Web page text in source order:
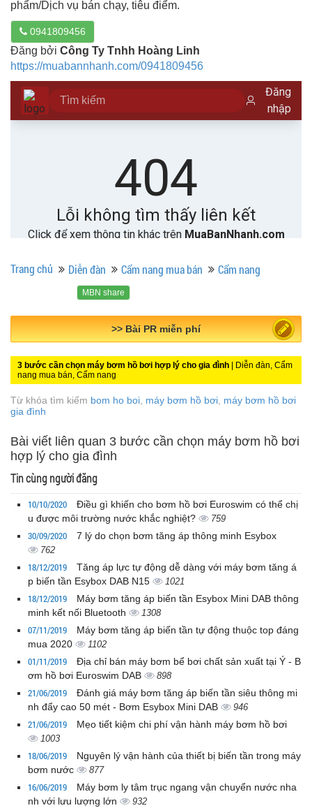
phẩm/Dịch vụ bán chạy, tiêu điểm.
0941809456
Đăng bởi Công Ty Tnhh Hoàng Linh
https://muabannhanh.com/0941809456
Trang chủ Diễn đàn Cẩm nang mua bán Cẩm nang
MBN share
>> Quảng cáo miễn phí
3 bước cần chọn máy bơm hồ bơi hợp lý cho gia đình | Diễn đàn, Cẩm
nang mua bán, Cẩm nang
Từ khóa tìm kiếm bom ho boi máy bơm hồ bơi máy bơm hồ bơi
gia đình
Bài viết liên quan 3 bước cần chọn máy bơm hồ bơi
hợp lý cho gia đình
Tin cùng người đăng
10/10/2020
Điều gì khiến cho bơm hồ bơi Euroswim có thể chị
u được môi trường nước khắc nghiệt?
759
30/09/2020 7 lý do chọn bơm tăng áp thông minh Esybox
762
18/12/2019
Tăng áp lực tự động dễ dàng với máy bơm tăng á
p biến tần Esybox DAB N15
1021
18/12/2019
Máy bơm tăng áp biến tần Esybox Mini DAB thông
minh kết nối Bluetooth
1308
07/11/2019
Máy bơm tăng áp biến tần tự động thuộc top đáng
mua 2020
1102
01/11/2019
Địa chỉ bán máy bơm bể bơi chất sản xuất tại Ý - B
ơm hồ bơi Euroswim DAB
898
21/06/2019
Đánh giá máy bơm tăng áp biến tần siêu thông mi
nh đẩy cao 50 mét - Bơm Esybox Mini DAB
946
21/06/2019 Mẹo tiết kiệm chi phí vận hành máy bơm hồ bơi
1003
18/06/2019
Nguyên lý vận hành của thiết bị biến tần trong máy
bơm nước
877
16/06/2019
Máy bơm ly tâm trục ngang vận chuyển nước nha
nh với lưu lượng lớn
932